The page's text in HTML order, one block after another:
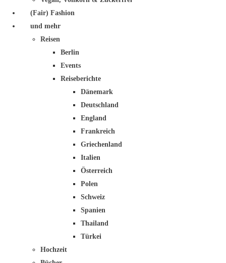
(Fair) Fashion
und mehr
Reisen
Berlin
Events
Reiseberichte
Dänemark
Deutschland
England
Frankreich
Griechenland
Italien
Österreich
Polen
Schweiz
Spanien
Thailand
Türkei
Hochzeit